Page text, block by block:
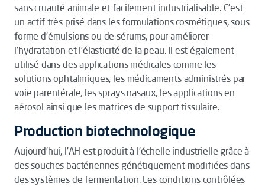
sans cruauté animale et facilement industrialisable. C’est
un actif très prisé dans les formulations cosmétiques, sous
forme d’émulsions ou de sérums, pour améliorer
l’hydratation et l’élasticité de la peau. Il est également
utilisé dans des applications médicales comme les
solutions ophtalmiques, les médicaments administrés par
voie parentérale, les sprays nasaux, les applications en
aérosol ainsi que les matrices de support tissulaire.
Production biotechnologique
Aujourd’hui, l’AH est produit à l’échelle industrielle grâce à
des souches bactériennes génétiquement modifiées dans
des systèmes de fermentation. Les conditions contrôlées